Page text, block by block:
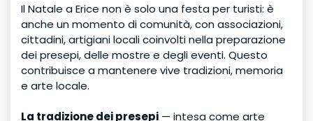
Il Natale a Erice non è solo una festa per turisti: è
anche un momento di comunità, con associazioni,
cittadini, artigiani locali coinvolti nella preparazione
dei presepi, delle mostre e degli eventi. Questo
contribuisce a mantenere vive tradizioni, memoria
e arte locale.
La tradizione dei presepi — intesa come arte